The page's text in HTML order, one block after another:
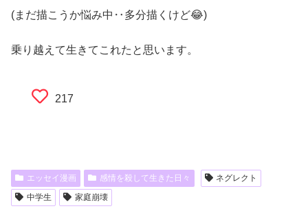
(まだ描こうか悩み中‥多分描くけど😂)
乗り越えて生きてこれたと思います。
217
エッセイ漫画 感情を殺して生きた日々
ネグレクト
中学生
家庭崩壊